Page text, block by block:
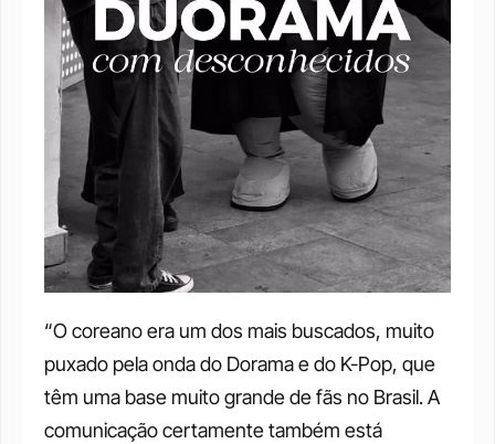
“O coreano era um dos mais buscados, muito
puxado pela onda do Dorama e do K-Pop, que
têm uma base muito grande de fãs no Brasil. A
comunicação certamente também está